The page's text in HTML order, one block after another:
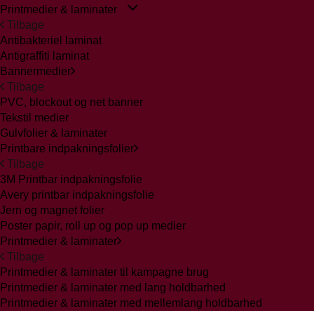
Printmedier & laminater
Tilbage
Antibakteriel laminat
Antigraffiti laminat
Bannermedier
Tilbage
PVC, blockout og net banner
Tekstil medier
Gulvfolier & laminater
Printbare indpakningsfolier
Tilbage
3M Printbar indpakningsfolie
Avery printbar indpakningsfolie
Jern og magnet folier
Poster papir, roll up og pop up medier
Printmedier & laminater
Tilbage
Printmedier & laminater til kampagne brug
Printmedier & laminater med lang holdbarhed
Printmedier & laminater med mellemlang holdbarhed